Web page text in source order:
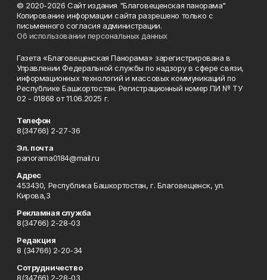
© 2020-2026 Сайт издания "Благовещенская панорама"
Копирование информации сайта разрешено только с
письменного согласия администрации.
Об использовании персональных данных
Газета «Благовещенская Панорама» зарегистрирована в
Управлении Федеральной службы по надзору в сфере связи,
информационных технологий и массовых коммуникаций по
Республике Башкортостан. Регистрационный номер ПИ № ТУ
02 - 01868 от 11.06.2025 г.
Телефон
8(34766) 2-27-36
Эл. почта
panorama0184@mail.ru
Адрес
453430, Республика Башкортостан, г. Благовещенск, ул.
Кирова,3
Рекламная служба
8(34766) 2-28-03
Редакция
8 (34766) 2-20-34
Сотрудничество
8(34766) 2-28-03